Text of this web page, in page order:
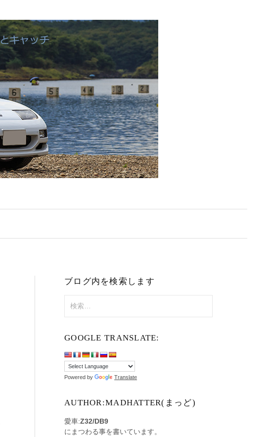
ブログ内を検索します
索:
GOOGLE TRANSLATE:
Powered by Translate
AUTHOR:MADHATTER(まっど)
愛車:Z32/DB9
にまつわる事を書いています。